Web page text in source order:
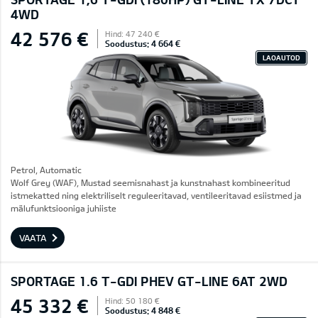
4WD
42 576 € Hind: 47 240 €
Soodustus: 4 664 €
LAOAUTOD
Petrol, Automatic
Wolf Grey (WAF), Mustad seemisnahast ja kunstnahast kombineeritud
istmekatted ning elektriliselt reguleeritavad, ventileeritavad esiistmed ja
mälufunktsiooniga juhiiste
VAATA
SPORTAGE 1.6 T-GDI PHEV GT-LINE 6AT 2WD
45 332 € Hind: 50 180 €
Soodustus: 4 848 €